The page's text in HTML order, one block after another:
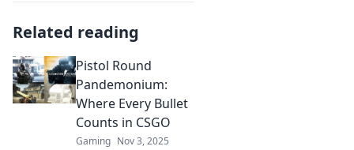
Related reading
Pistol Round
Pandemonium:
Where Every Bullet
Counts in CSGO
Gaming Nov 3, 2025